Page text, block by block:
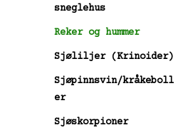
sneglehus
Reker og hummer
Sjøliljer (Krinoider)
Sjøpinnsvin/kråkeboll
er
Sjøskorpioner